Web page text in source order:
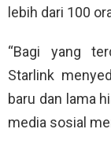
lebih dari 100
“Bagi yang
Starlink
baru dan lama
media sosial